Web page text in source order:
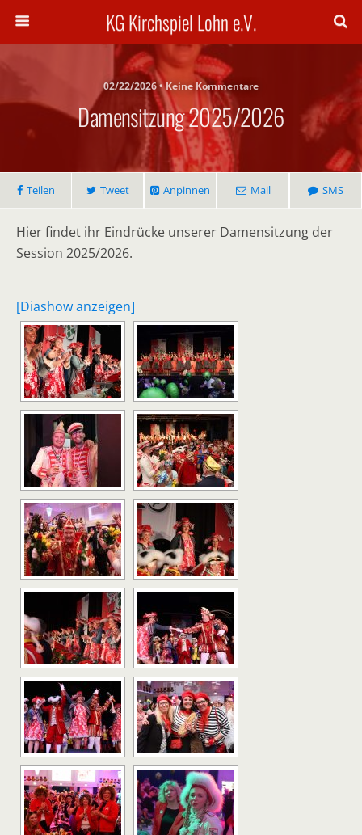
KG Kirchspiel Lohn e.V.
02/22/2026 • Keine Kommentare
Damensitzung 2025/2026
Teilen Tweet Anpinnen Mail SMS
Hier findet ihr Eindrücke unserer Damensitzung der
Session 2025/2026.
[Diashow anzeigen]